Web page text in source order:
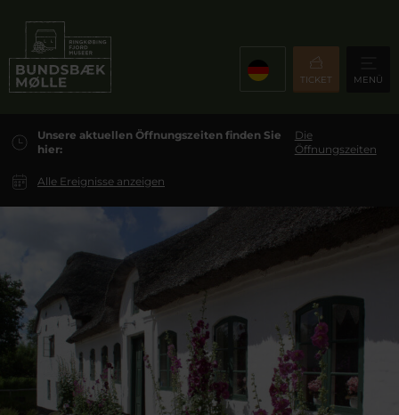
TICKET MENÜ
Unsere aktuellen Öffnungszeiten finden Sie
hier:
Die
Öffnungszeiten
Alle Ereignisse anzeigen